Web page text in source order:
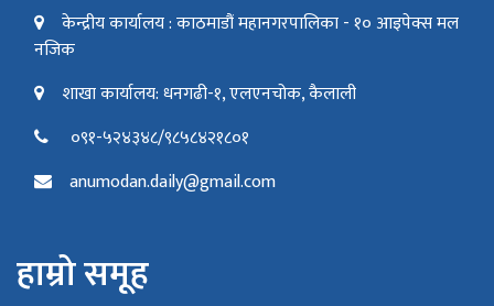
केन्द्रीय कार्यालय : काठमाडौं महानगरपालिका - १० आइपेक्स मल
नजिक
शाखा कार्यालय: धनगढी-१, एलएनचोक, कैलाली
०९१-५२४३४८/९८५८४२१८०१
anumodan.daily@gmail.com
हाम्रो समूह